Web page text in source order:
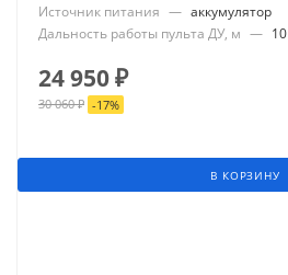
Источник питания — аккумулятор
Дальность работы пульта ДУ, м — 10
24 950₽
30 060₽ -17%
В КОРЗИНУ